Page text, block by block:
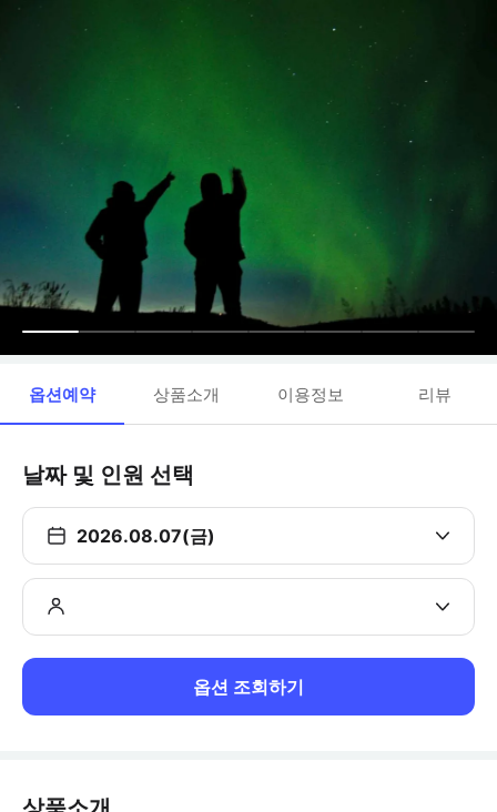
옵션예약 상품소개 이용정보 리뷰
날짜 및 인원 선택
2026.08.07(금)
옵션 조회하기